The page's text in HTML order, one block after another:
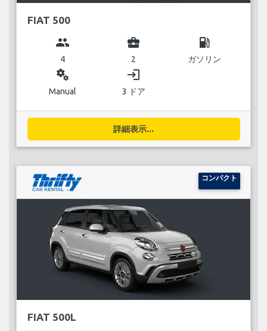
FIAT 500
group
4
business_center
2
local_gas_station
ガソリン
miscellaneous_services
Manual
login
3 ドア
詳細表示...
コンパクト
FIAT 500L